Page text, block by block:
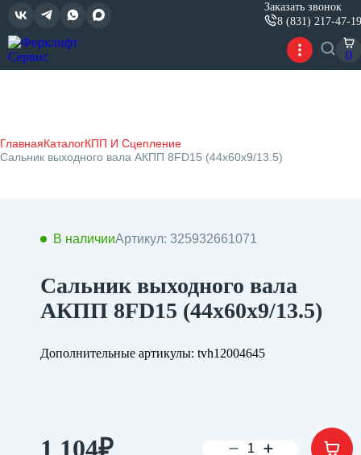
Заказать звонок
8 (831) 217-47-19
0
ГлавнаяКаталогКПП И Сцепление
Сальник выходного вала АКПП 8FD15 (44x60x9/13.5)
В наличииАртикул: 325932661071
Сальник выходного вала
АКПП 8FD15 (44x60x9/13.5)
Дополнительные артикулы: tvh12004645
1 104₽